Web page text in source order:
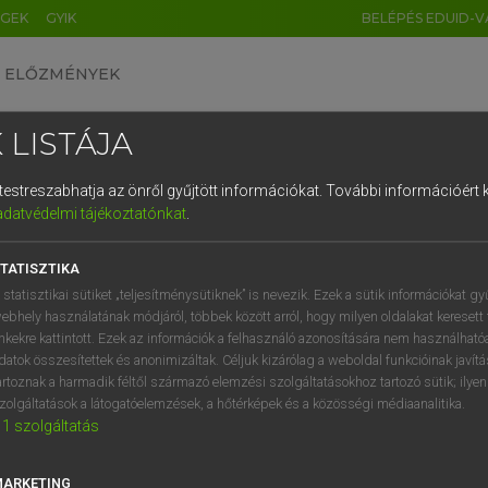
GYIK BELÉPÉS EDUID-
ELŐZMÉNYEK
egyetemes nagyszótár
VAN ELŐFIZETÉSED?
megtekintéséhez.
LISTÁJA
az önről gyűjtött információkat. További információért
tájékoztatónkat.
statisztikai sütiket „teljesítménysütiknek” is nevezik. Ezek a sütik információkat
használatának módjáról, többek között arról, hogy milyen oldalakat keresett
kattintott. Ezek az információk a felhasználó azonosítására nem
összesítettek és anonimizáltak. Céljuk kizárólag a weboldal funkcióinak
a harmadik féltől származó elemzési szolgáltatásokhoz tartozó sütik;
a látogatóelemzések, a hőtérképek és a közösségi médiaanalitika.
1 szolgáltatás
DE CN FR ES IT NL
1 2 3 4 5 6 7 8 9
q w e r t z u i
a s d f g h j k l é
í y x c v b n m , .